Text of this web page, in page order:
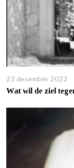
23 december 2022
Wat wil de ziel